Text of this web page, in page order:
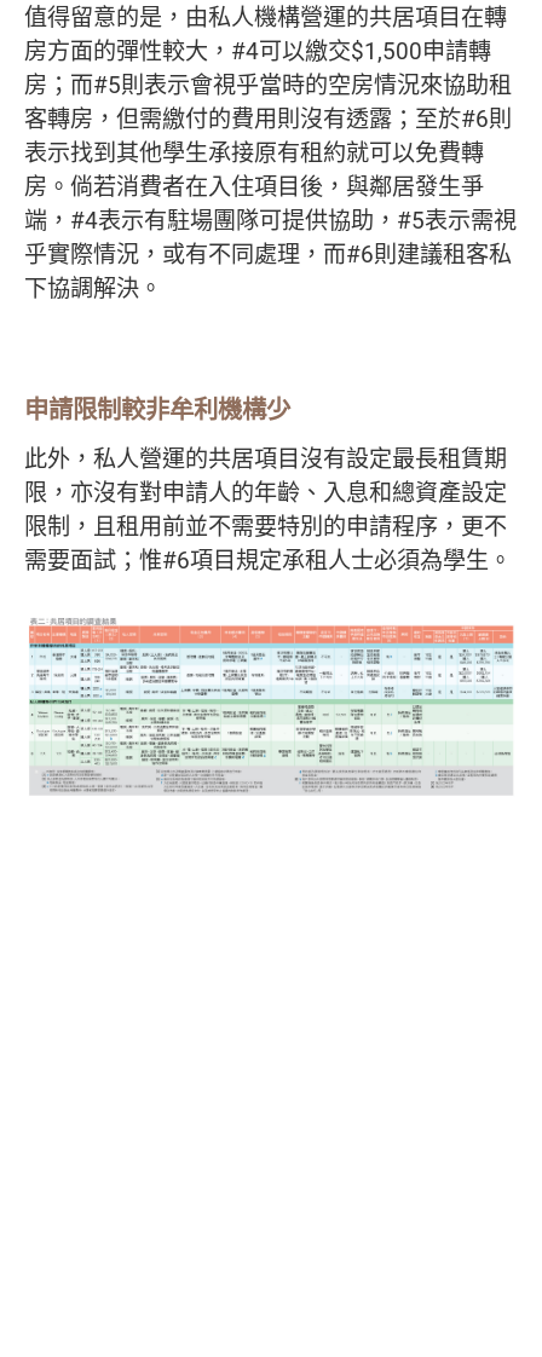
值得留意的是，由私人機構營運的共居項目在轉
房方面的彈性較大，#4可以繳交$1,500申請轉
房；而#5則表示會視乎當時的空房情況來協助租
客轉房，但需繳付的費用則沒有透露；至於#6則
表示找到其他學生承接原有租約就可以免費轉
房。倘若消費者在入住項目後，與鄰居發生爭
端，#4表示有駐場團隊可提供協助，#5表示需視
乎實際情況，或有不同處理，而#6則建議租客私
下協調解決。
申請限制較非牟利機構少
此外，私人營運的共居項目沒有設定最長租賃期
限，亦沒有對申請人的年齡、入息和總資產設定
限制，且租用前並不需要特別的申請程序，更不
需要面試；惟#6項目規定承租人士必須為學生。